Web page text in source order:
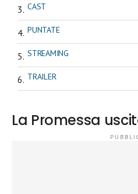
CAST
PUNTATE
STREAMING
TRAILER
La Promessa